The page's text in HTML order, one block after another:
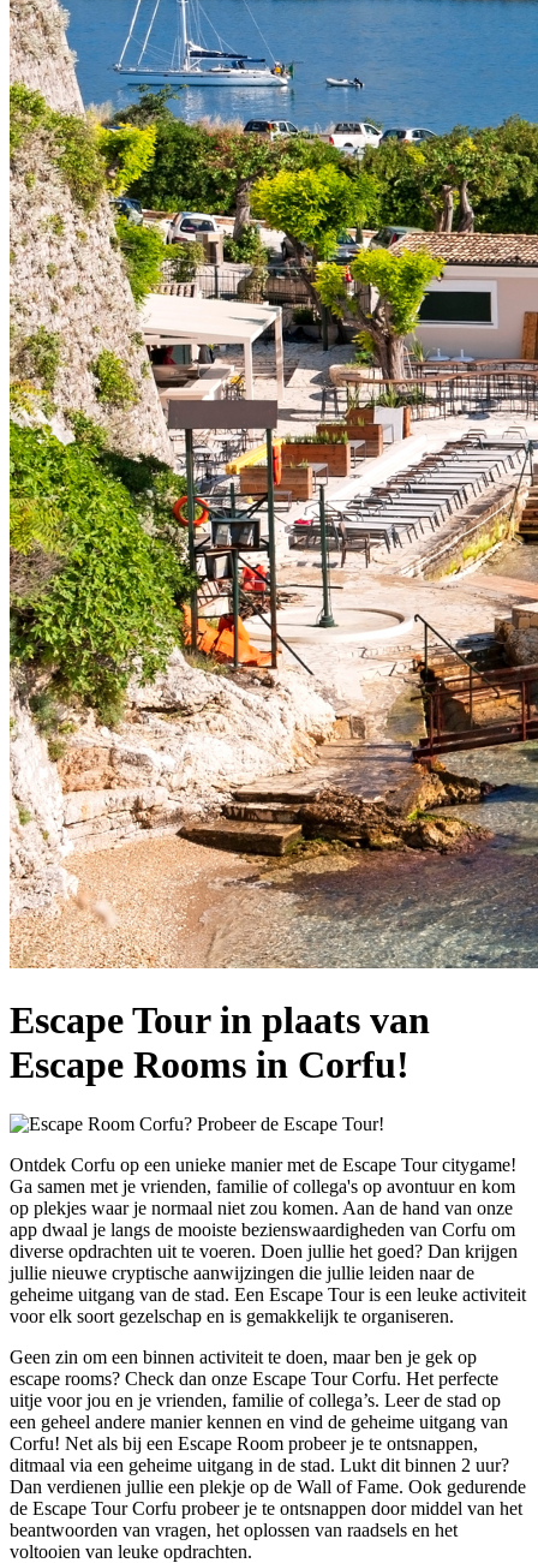
Escape Tour in plaats van
Escape Rooms in Corfu!
Ontdek Corfu op een unieke manier met de Escape Tour citygame!
Ga samen met je vrienden, familie of collega's op avontuur en kom
op plekjes waar je normaal niet zou komen. Aan de hand van onze
app dwaal je langs de mooiste bezienswaardigheden van Corfu om
diverse opdrachten uit te voeren. Doen jullie het goed? Dan krijgen
jullie nieuwe cryptische aanwijzingen die jullie leiden naar de
geheime uitgang van de stad. Een Escape Tour is een leuke activiteit
voor elk soort gezelschap en is gemakkelijk te organiseren.
Geen zin om een binnen activiteit te doen, maar ben je gek op
escape rooms? Check dan onze Escape Tour Corfu. Het perfecte
uitje voor jou en je vrienden, familie of collega’s. Leer de stad op
een geheel andere manier kennen en vind de geheime uitgang van
Corfu! Net als bij een Escape Room probeer je te ontsnappen,
ditmaal via een geheime uitgang in de stad. Lukt dit binnen 2 uur?
Dan verdienen jullie een plekje op de Wall of Fame. Ook gedurende
de Escape Tour Corfu probeer je te ontsnappen door middel van het
beantwoorden van vragen, het oplossen van raadsels en het
voltooien van leuke opdrachten.